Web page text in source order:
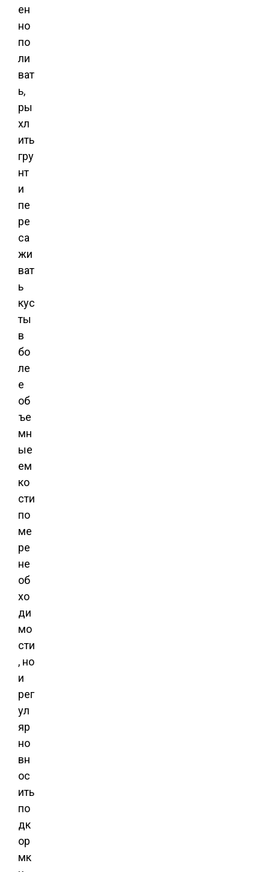
ен
но
по
ли
ват
ь,
ры
хл
ить
гру
нт
и
пе
ре
са
жи
ват
ь
кус
ты
в
бо
ле
е
об
ъе
мн
ые
ем
ко
сти
по
ме
ре
не
об
хо
ди
мо
сти
, но
и
рег
ул
яр
но
вн
ос
ить
по
дк
ор
мк